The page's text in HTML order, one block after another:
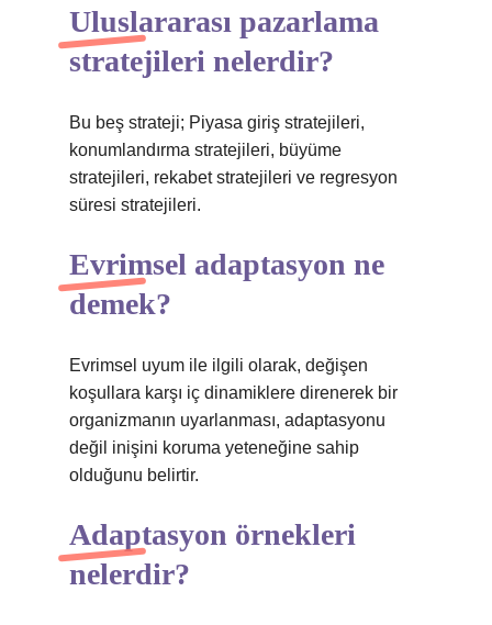
Uluslararası pazarlama
stratejileri nelerdir?
Bu beş strateji; Piyasa giriş stratejileri,
konumlandırma stratejileri, büyüme
stratejileri, rekabet stratejileri ve regresyon
süresi stratejileri.
Evrimsel adaptasyon ne
demek?
Evrimsel uyum ile ilgili olarak, değişen
koşullara karşı iç dinamiklere direnerek bir
organizmanın uyarlanması, adaptasyonu
değil inişini koruma yeteneğine sahip
olduğunu belirtir.
Adaptasyon örnekleri
nelerdir?